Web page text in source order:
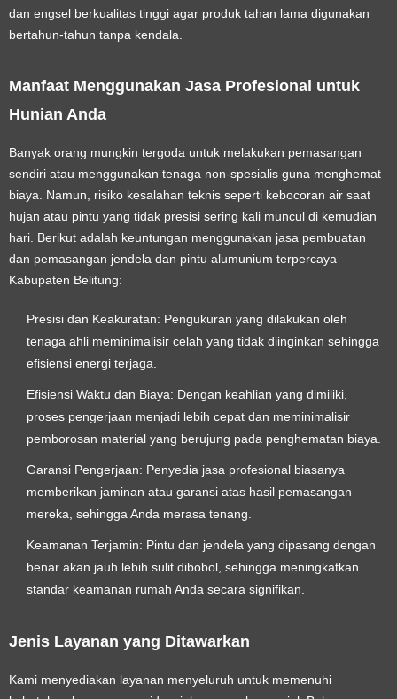
dan engsel berkualitas tinggi agar produk tahan lama digunakan
bertahun-tahun tanpa kendala.
Manfaat Menggunakan Jasa Profesional untuk
Hunian Anda
Banyak orang mungkin tergoda untuk melakukan pemasangan
sendiri atau menggunakan tenaga non-spesialis guna menghemat
biaya. Namun, risiko kesalahan teknis seperti kebocoran air saat
hujan atau pintu yang tidak presisi sering kali muncul di kemudian
hari. Berikut adalah keuntungan menggunakan jasa pembuatan
dan pemasangan jendela dan pintu alumunium terpercaya
Kabupaten Belitung:
Presisi dan Keakuratan: Pengukuran yang dilakukan oleh
tenaga ahli meminimalisir celah yang tidak diinginkan sehingga
efisiensi energi terjaga.
Efisiensi Waktu dan Biaya: Dengan keahlian yang dimiliki,
proses pengerjaan menjadi lebih cepat dan meminimalisir
pemborosan material yang berujung pada penghematan biaya.
Garansi Pengerjaan: Penyedia jasa profesional biasanya
memberikan jaminan atau garansi atas hasil pemasangan
mereka, sehingga Anda merasa tenang.
Keamanan Terjamin: Pintu dan jendela yang dipasang dengan
benar akan jauh lebih sulit dibobol, sehingga meningkatkan
standar keamanan rumah Anda secara signifikan.
Jenis Layanan yang Ditawarkan
Kami menyediakan layanan menyeluruh untuk memenuhi